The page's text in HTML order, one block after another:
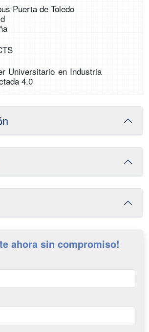
Puerta de Toledo
Universitario en Industria
4.0
ahora sin compromiso!